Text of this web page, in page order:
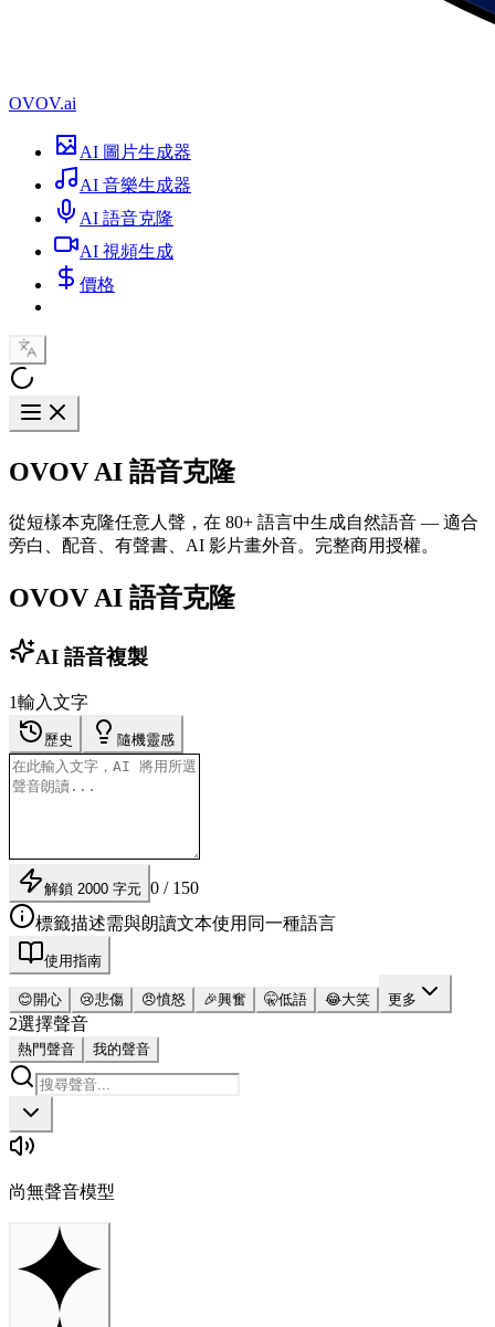
OVOV.ai
AI 圖片生成器
AI 音樂生成器
AI 語音克隆
AI 視頻生成
價格
OVOV AI 語音克隆
從短樣本克隆任意人聲，在 80+ 語言中生成自然語音 — 適合
旁白、配音、有聲書、AI 影片畫外音。完整商用授權。
OVOV AI 語音克隆
AI 語音複製
1輸入文字
歷史 隨機靈感
解鎖 2000 字元 0 / 150
標籤描述需與朗讀文本使用同一種語言
使用指南
😊開心 😢悲傷 😠憤怒 🎉興奮 🤫低語 😂大笑 更多
2選擇聲音
熱門聲音 我的聲音
尚無聲音模型